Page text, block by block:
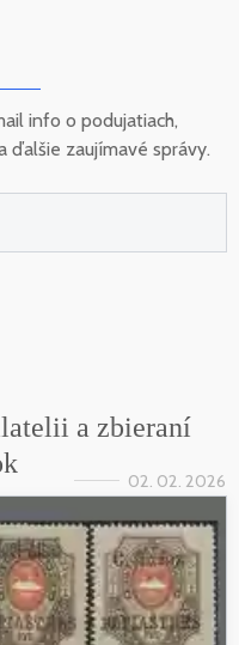
info o podujatiach,
ďalšie zaujímavé správy.
a zbieraní
02. 02. 2026